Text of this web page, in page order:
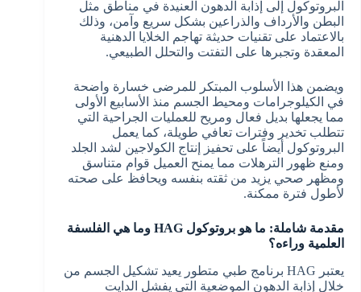
البروتوكول إلى إذابة الدهون العنيدة في مناطق مثل
البطن والأرداف والذراعين بشكل سريع وآمن، وذلك
بالاعتماد على تقنيات حديثة تهاجم الخلايا الدهنية
المعقدة وتجبرها على التفتت والتحلل الطبيعي.
ويضمن هذا الأسلوب المبتكر للمرضى خسارة واضحة
في الكيلوجرامات ومحيط الجسم منذ الأسابيع الأولى
مما يجعلها بديل فعال ومريح للعمليات الجراحية التي
تتطلب تخدير وفترات تعافي طويلة، كما يعمل
البروتوكول أيضاً على تحفيز إنتاج الكولاجين لشد الجلد
ومنع ظهور الترهلات مما يمنح العميل قوام متناسق
ومظهر صحي يزيد من ثقته بنفسه ويحافظ على صحته
لأطول فترة ممكنة.
مقدمة شاملة: ما هو بروتوكول HAG وما هي الفلسفة
العلمية وراءه؟
يعتبر HAG برنامج طبي متطور يعيد تشكيل الجسم من
خلال إذابة الدهون الموضعية التي يفشل الدايت